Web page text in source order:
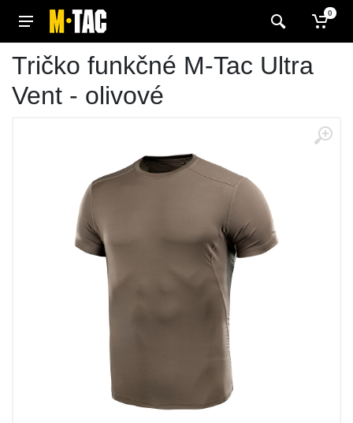
0
Tričko funkčné M-Tac Ultra
Vent - olivové